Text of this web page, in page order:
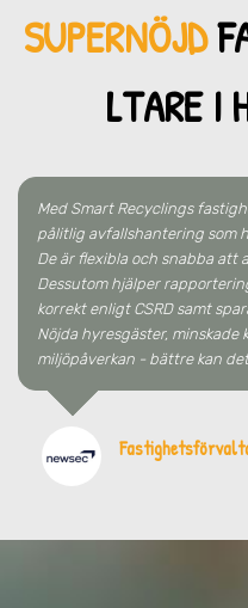
SUPERNÖJD
LTARE I
Med Smart Recyclings
pålitlig avfallshantering som
De är flexibla och snabba att
Dessutom hjälper
korrekt enligt CSRD samt
Nöjda hyresgäster, minskade
miljöpåverkan - bättre kan